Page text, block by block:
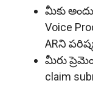
మీకు
Voice
ARని
మీరు
claim